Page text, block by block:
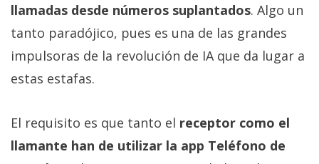
llamadas desde números suplantados. Algo un
tanto paradójico, pues es una de las grandes
impulsoras de la revolución de IA que da lugar a
estas estafas.
El requisito es que tanto el receptor como el
llamante han de utilizar la app Teléfono de